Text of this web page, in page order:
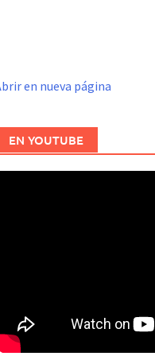
en nueva página
EN YOUTUBE